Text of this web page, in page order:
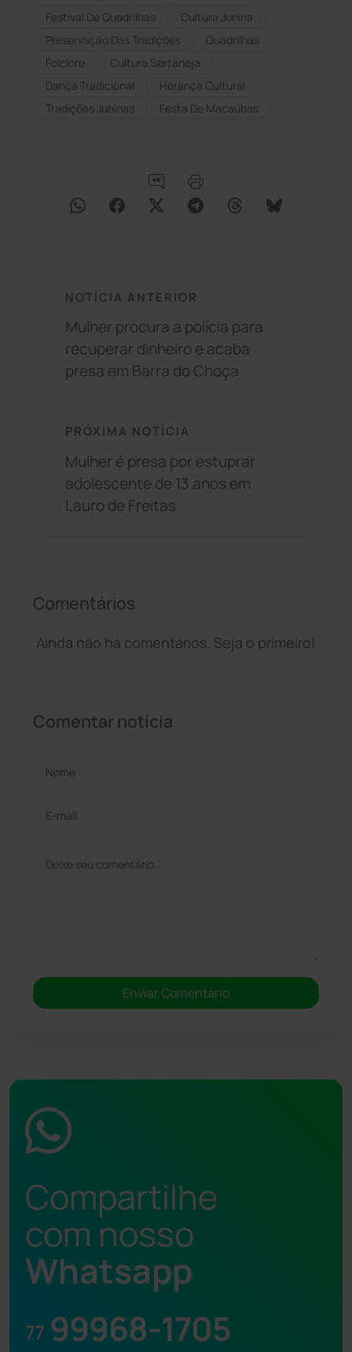
Festival De Quadrilhas
Cultura Junina
Preservação Das Tradições
Quadrilhas
Folclore
Cultura Sertaneja
Dança Tradicional
Herança Cultural
Tradições Juninas
Festa De Macaúbas
NOTÍCIA ANTERIOR
Mulher procura a polícia para
recuperar dinheiro e acaba
presa em Barra do Choça
PRÓXIMA NOTÍCIA
Mulher é presa por estuprar
adolescente de 13 anos em
Lauro de Freitas
Comentários
Ainda não há comentários. Seja o primeiro!
Comentar notícia
Compartilhe
com nosso
Whatsapp
77 99968-1705